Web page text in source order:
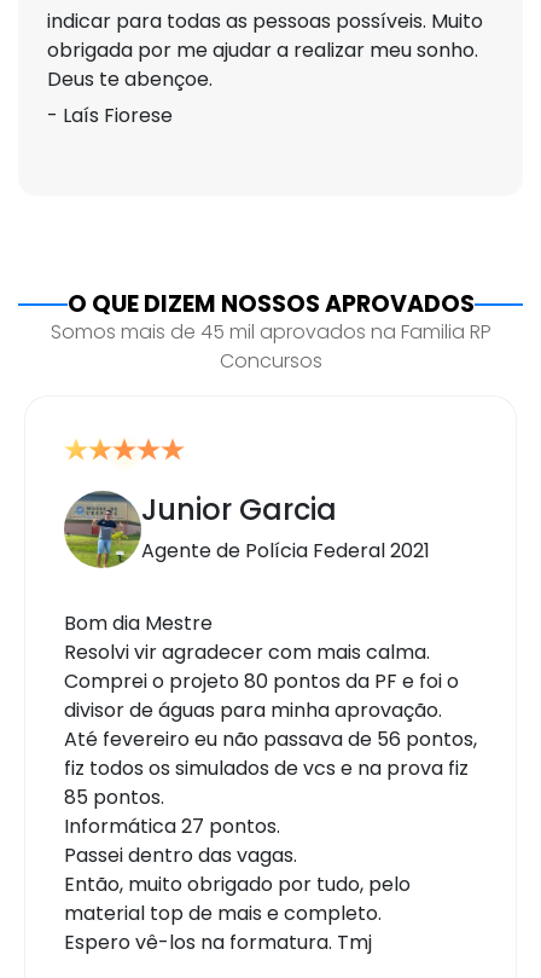
indicar para todas as pessoas possíveis. Muito
obrigada por me ajudar a realizar meu sonho.
Deus te abençoe.
- Laís Fiorese
O QUE DIZEM NOSSOS APROVADOS
Somos mais de 45 mil aprovados na Familia RP
Concursos
Junior Garcia
Agente de Polícia Federal 2021
Bom dia Mestre
Resolvi vir agradecer com mais calma.
Comprei o projeto 80 pontos da PF e foi o
divisor de águas para minha aprovação.
Até fevereiro eu não passava de 56 pontos,
fiz todos os simulados de vcs e na prova fiz
85 pontos.
Informática 27 pontos.
Passei dentro das vagas.
Então, muito obrigado por tudo, pelo
material top de mais e completo.
Espero vê-los na formatura. Tmj